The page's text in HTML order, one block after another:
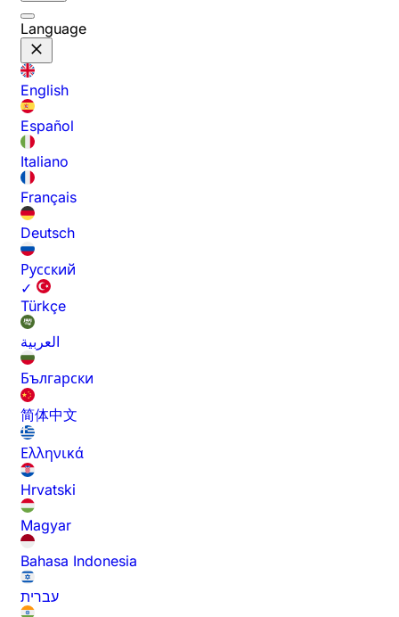
Language
English
Español
Italiano
Français
Deutsch
Русский
✓
Türkçe
العربية
Български
简体中文
Ελληνικά
Hrvatski
Magyar
Bahasa Indonesia
עברית